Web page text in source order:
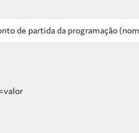
de partida da programação